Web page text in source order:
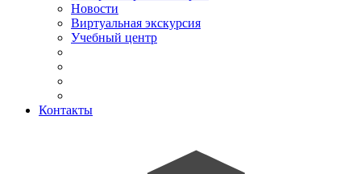
Новости
Виртуальная экскурсия
Учебный центр
Контакты